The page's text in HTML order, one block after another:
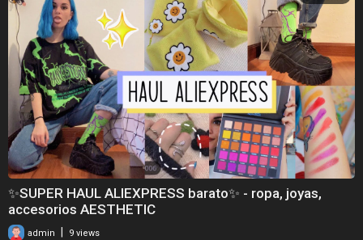
✨SUPER HAUL ALIEXPRESS barato✨ - ropa, joyas,
accesorios AESTHETIC
admin 9 views